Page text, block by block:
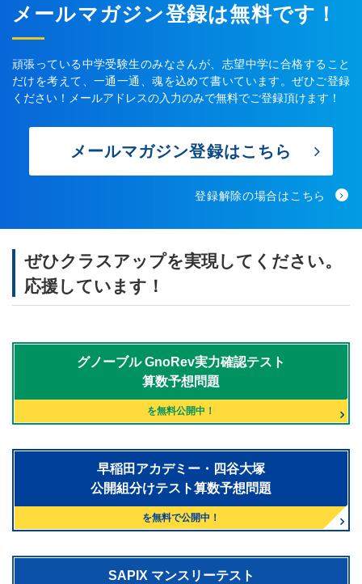
メールマガジン登録は無料です！
頑張っている中学受験生のみなさんが、志望中学に合格すること
だけを考えて、一通一通、魂を込めて書いています。ぜひご登録
ください！メールアドレスの入力のみで無料でご登録頂けます！
メールマガジン登録はこちら
登録解除の場合はこちら
ぜひクラスアップを実現してください。
応援しています！
グノーブルGnoRev実力確認テスト
算数予想問題
を無料公開中！
早稲田アカデミー・四谷大塚
公開組分けテスト算数予想問題
を無料で公開中！
SAPIX マンスリーテスト